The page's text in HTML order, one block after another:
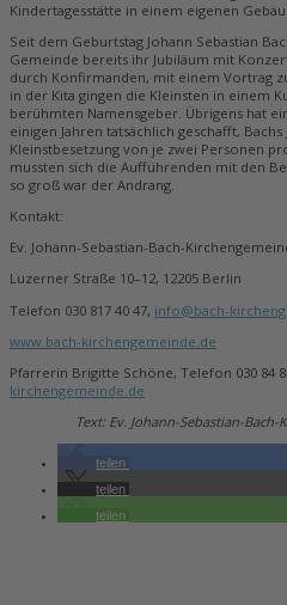
Kindertagesstätte in einem eigenen
Seit dem Geburtstag Johann Sebastian
Gemeinde bereits ihr Jubiläum mit
durch Konfirmanden, mit einem Vortrag
in der Kita gingen die Kleinsten in einem
berühmten Namensgeber. Übrigens hat
einigen Jahren tatsächlich geschafft,
Kleinstbesetzung von je zwei Personen
mussten sich die Aufführenden mit den
so groß war der Andrang.
Kontakt:
Ev. Johann-Sebastian-Bach-
Luzerner Straße 10–12, 12205 Berlin
Telefon 030 817 40 47, info@bach-
www.bach-kirchengemeinde.de
Pfarrerin Brigitte Schöne, Telefon 030 84
kirchengemeinde.de
Text: Ev. Johann-Sebastian-
teilen
teilen
teilen